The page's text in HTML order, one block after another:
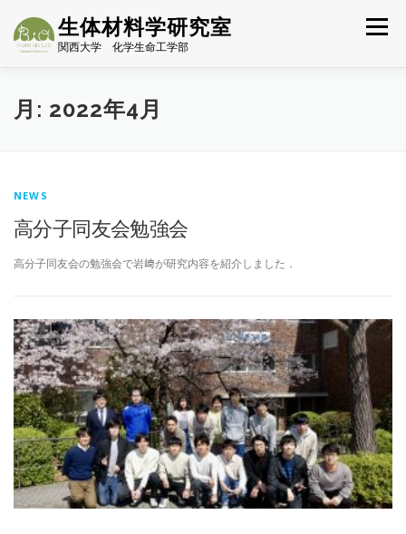
生体材料学研究室
関西大学 化学生命工学部
メニュー
NEWS一覧
月: 2022年4月
NEWS
高分子同友会勉強会
高分子同友会の勉強会で岩﨑が研究内容を紹介しました．